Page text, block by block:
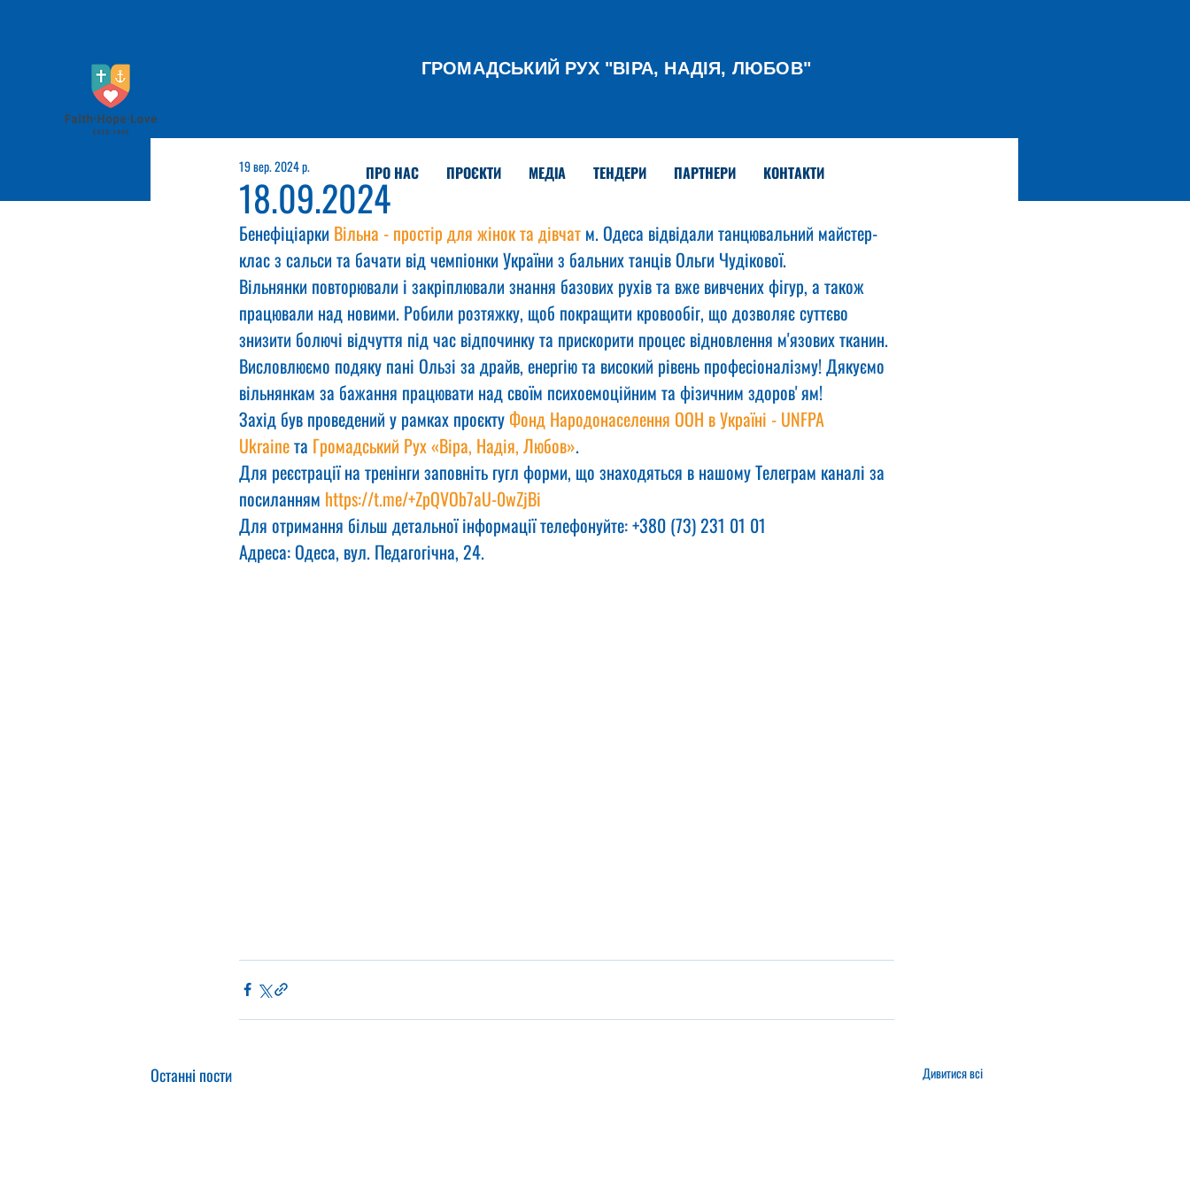
ГРОМАДСЬКИЙ РУХ "ВІРА, НАДІЯ, ЛЮБОВ"
ПРО НАС ПРОЄКТИ МЕДІА ТЕНДЕРИ ПАРТНЕРИ КОНТАКТИ
18.09.2024
19 вер. 2024 р.
Бенефіціарки Вільна - простір для жінок та дівчат м. Одеса відвідали танцювальний майстер-
клас з сальси та бачати від чемпіонки України з бальних танців Ольги Чудікової.
Вільнянки повторювали і закріплювали знання базових рухів та вже вивчених фігур, а також
працювали над новими. Робили розтяжку, щоб покращити кровообіг, що дозволяє суттєво
знизити болючі відчуття під час відпочинку та прискорити процес відновлення м'язових тканин.
Висловлюємо подяку пані Ользі за драйв, енергію та високий рівень професіоналізму! Дякуємо
вільнянкам за бажання працювати над своїм психоемоційним та фізичним здоровʼям!
Захід був проведений у рамках проєкту Фонд Народонаселення ООН в Україні - UNFPA
Ukraine та Громадський Рух «Віра, Надія, Любов».
Для реєстрації на тренінги заповніть гугл форми, що знаходяться в нашому Телеграм каналі за
посиланням https://t.me/+ZpQVOb7aU-0wZjBi
Для отримання більш детальної інформації телефонуйте: +380 (73) 231 01 01
Адреса: Одеса, вул. Педагогічна, 24.
Останні пости Дивитися всі